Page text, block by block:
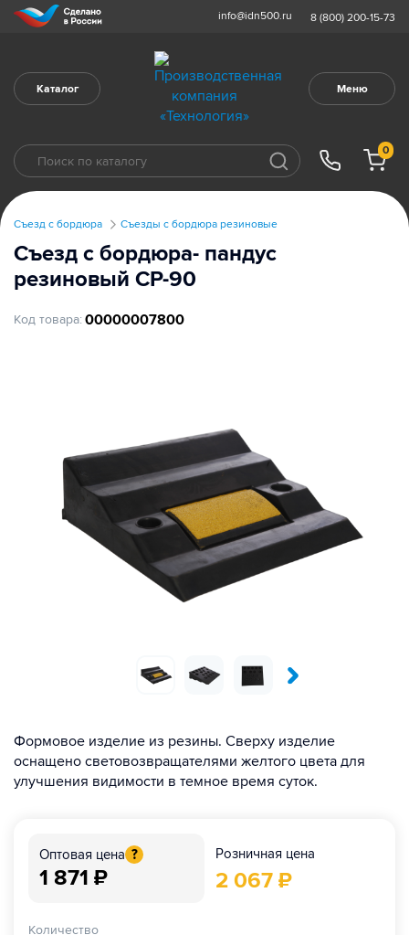
info@idn500.ru 8 (800) 200-15-73
Каталог Меню
0
Съезд с бордюра Съезды с бордюра резиновые
Съезд с бордюра- пандус
резиновый СР-90
Код товара: 00000007800
Формовое изделие из резины. Сверху изделие
оснащено световозвращателями желтого цвета для
улучшения видимости в темное время суток.
Оптовая цена ?
1 871 ₽
Розничная цена
2 067 ₽
Количество